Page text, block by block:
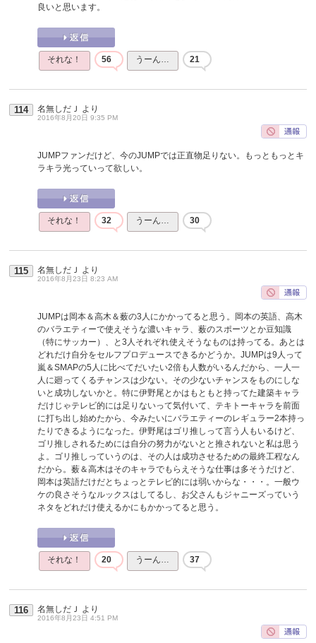
良いと思います。
それな！ 56 うーん… 21
114 名無しだＪ より
2016年8月20日 9:35 PM
JUMPファンだけど、今のJUMPでは正直物足りない。もっともっとキ
ラキラ光っていって欲しい。
それな！ 32 うーん… 30
115 名無しだＪ より
2016年8月23日 8:23 AM
JUMPは岡本＆高木＆薮の3人にかかってると思う。岡本の英語、高木
のバラエティーで使えそうな濃いキャラ、薮のスポーツとか豆知識
（特にサッカー）、と3人それぞれ使えそうなものは持ってる。あとは
どれだけ自分をセルフプロデュースできるかどうか。JUMPは9人って
嵐＆SMAPの5人に比べてだいたい2倍も人数がいるんだから、一人一
人に廻ってくるチャンスは少ない。その少ないチャンスをものにしな
いと成功しないかと。特に伊野尾とかはもともと持ってた建築キャラ
だけじゃテレビ的には足りないって気付いて、テキトーキャラを前面
に打ち出し始めたから、今みたいにバラエティーのレギュラー2本持っ
たりできるようになった。伊野尾はゴリ推しって言う人もいるけど、
ゴリ推しされるためには自分の努力がないとと推されないと私は思う
よ。ゴリ推しっていうのは、その人は成功させるための最終工程なん
だから。薮＆高木はそのキャラでもらえそうな仕事は多そうだけど、
岡本は英語だけだとちょっとテレビ的には弱いからな・・・。一般ウ
ケの良さそうなルックスはしてるし、お父さんもジャニーズっていう
ネタをどれだけ使えるかにもかかってると思う。
それな！ 20 うーん… 37
116 名無しだＪ より
2016年8月23日 4:51 PM